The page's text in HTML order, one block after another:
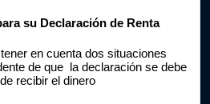
su Declaración de Renta
en cuenta dos situaciones
de que  la declaración se debe
recibir el dinero